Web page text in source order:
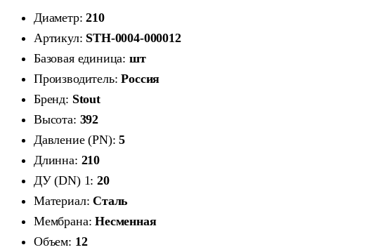
Диаметр:210
Артикул: STH-0004-000012
Базовая единица: шт
Производитель:Россия
Бренд: Stout
Высота: 392
Давление (PN):5
Длинна: 210
ДУ (DN) 1:20
Материал:Сталь
Мембрана:Несменная
Объем: 12